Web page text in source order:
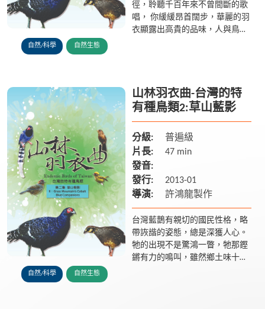
自然/科學 自然生態
徑，聆聽千百年來不曾間斷的歌
唱， 你緩緩昂首闊步，華麗的羽
衣顯露出高貴的品味，人與鳥相
自然/科學 自然生態
山林羽衣曲-台灣的特
有種鳥類2:草山藍影
分級:
普遍級
片長:
47 min
發音:
發行:
2013-01
導演:
許鴻龍製作
台灣藍鵲有親切的國民性格，略
帶詼諧的姿態，總是深獲人心。
牠的出現不是驚鴻一瞥，牠那鏗
鏘有力的鳴叫，雖然鄉土味十足